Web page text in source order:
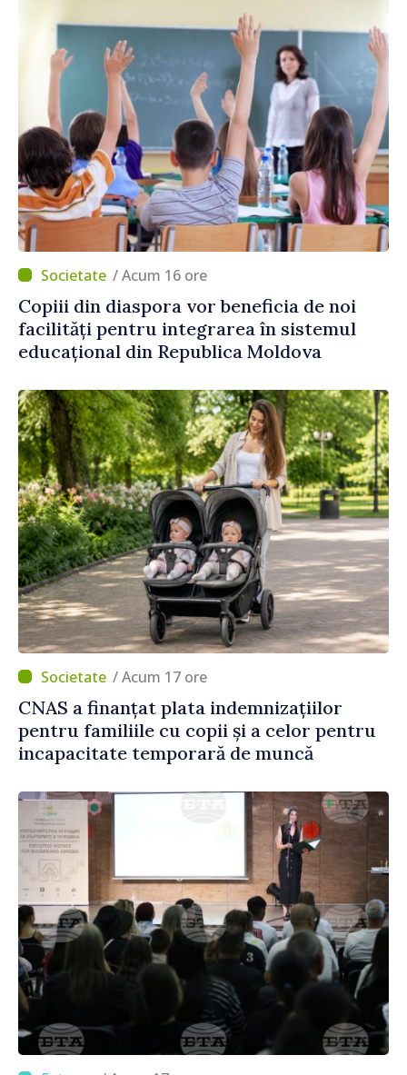
/ Acum 16 ore
Copiii din diaspora vor beneficia de noi
facilități pentru integrarea în sistemul
educațional din Republica Moldova
/ Acum 17 ore
CNAS a finanțat plata indemnizațiilor
pentru familiile cu copii și a celor pentru
incapacitate temporară de muncă